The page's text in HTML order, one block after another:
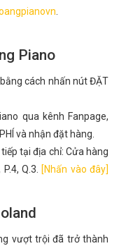
Piano
cách nhấn nút ĐẶT
qua kênh Fanpage,
và nhận đặt hàng.
tại địa chỉ: Cửa hàng
Q.3.
[Nhấn vào đây]
vượt trội đã trở thành